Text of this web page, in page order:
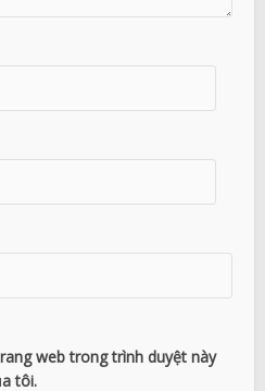
web trong trình duyệt này
tôi.